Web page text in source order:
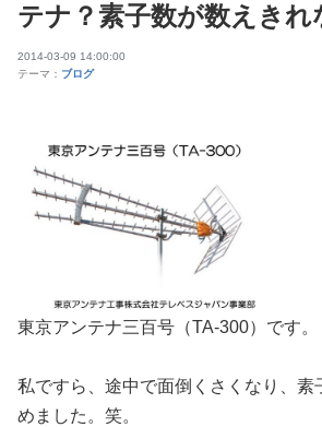
テナ？素子数が数えきれ
2014-03-09 14:00:00
テーマ： ブログ
東京アンテナ三百号（TA-300）です。
私ですら、途中で面倒くさくなり、素
めました。笑。